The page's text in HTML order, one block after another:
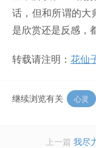
话，但和所谓的大
是欣赏还是反感，
转载请注明： 花仙
继续浏览有关 心灵
上一篇 我尽